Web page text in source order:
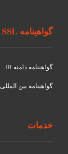
گواهینامه SSL
گواهينامه دامنه IR
گواهينامه بین المللی
خدمات